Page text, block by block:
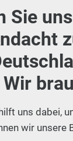
Sie
Wir
uns dabei,
wir unsere